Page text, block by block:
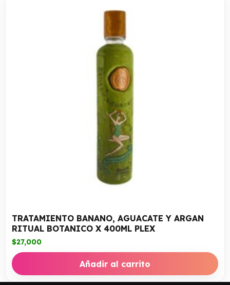
TRATAMIENTO BANANO, AGUACATE Y ARGAN
RITUAL BOTANICO X 400ML PLEX
$27,000
Añadir al carrito